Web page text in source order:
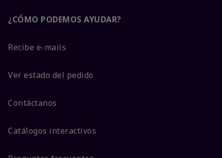
¿CÓMO PODEMOS AYUDAR?
Recibe e-mails
Ver estado del pedido
Contáctanos
Catálogos interactivos